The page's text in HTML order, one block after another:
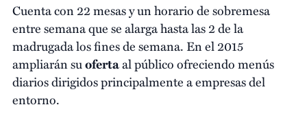
Cuenta con 22 mesas y un horario de sobremesa
entre semana que se alarga hasta las 2 de la
madrugada los fines de semana. En el 2015
ampliarán suofertaal público ofreciendo menús
diarios dirigidos principalmente a empresas del
entorno.